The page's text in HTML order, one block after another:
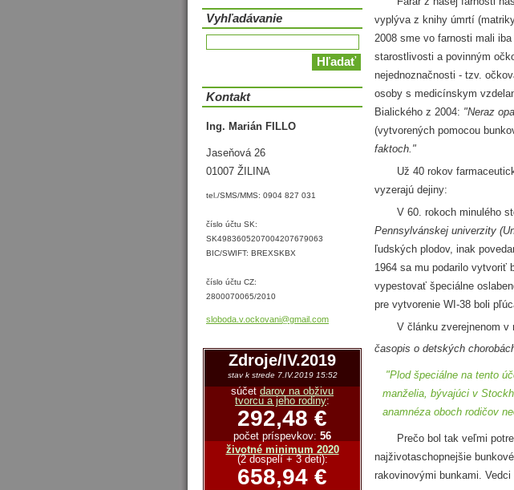
vyplýva z knihy úmrtí
2008 sme vo farnosti mali
starostlivosti a povinným
nejednoznačnosti - tzv.
osoby s medicínskym
Bialického z 2004: "Neraz
(vytvorených pomocou
faktoch."
Už 40 rokov
vyzerajú dejiny:
V 60. rokoch minulého
Pennsylvánskej univerzity
ľudských plodov, inak
1964 sa mu podarilo vytvoriť
vypestovať špeciálne
pre vytvorenie WI-38 boli
V článku zverejnenom v
časopis o detských
"Plod špeciálne na tento
manželia, bývajúci v
anamnéza oboch rodičov
Prečo bol tak veľmi
najživotaschopnejšie
rakovinovými bunkami.
Vyhľadávanie
Kontakt
Ing. Marián FILLO
Jaseňová 26
01007 ŽILINA
tel./SMS/MMS: 0904 827 031
číslo účtu SK:
SK4983605207004207679063
BIC/SWIFT: BREXSKBX
číslo účtu CZ:
2800070065/2010
sloboda. v.ockovani@gmail .com
Zdroje/IV.2019
stav k strede 7.IV.2019 15:52
súčet darov na obživu
tvorcu a jeho rodiny:
292,48 €
počet príspevkov: 56
životné minimum 2020
(2 dospelí + 3 deti):
658,94 €